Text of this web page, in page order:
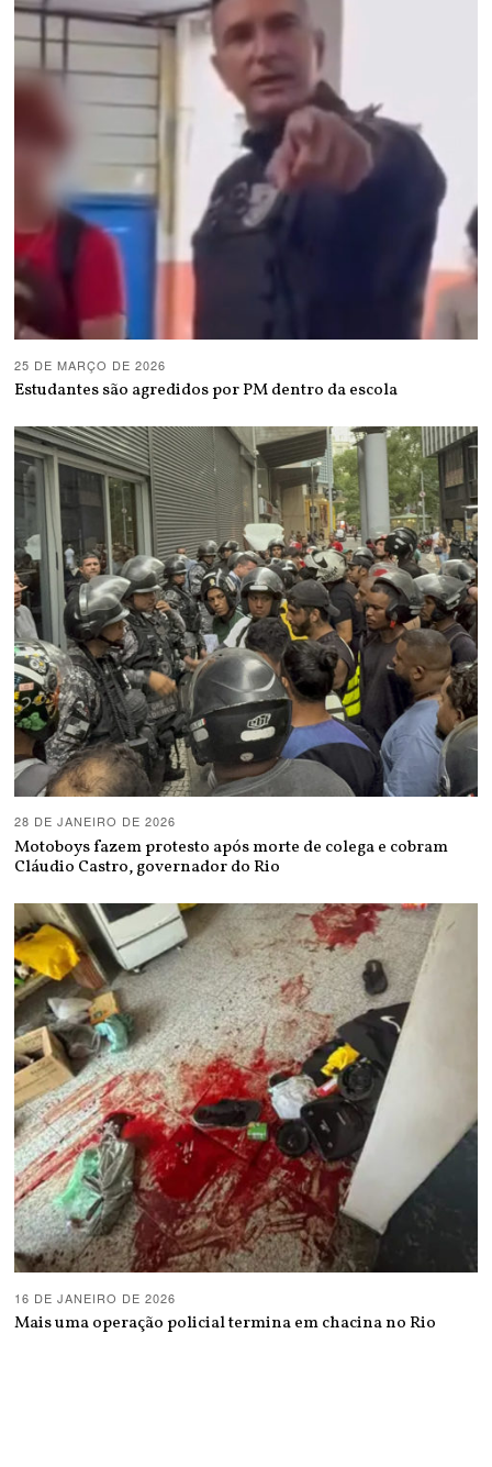
25 DE MARÇO DE 2026
Estudantes são agredidos por PM dentro da escola
28 DE JANEIRO DE 2026
Motoboys fazem protesto após morte de colega e cobram
Cláudio Castro, governador do Rio
16 DE JANEIRO DE 2026
Mais uma operação policial termina em chacina no Rio